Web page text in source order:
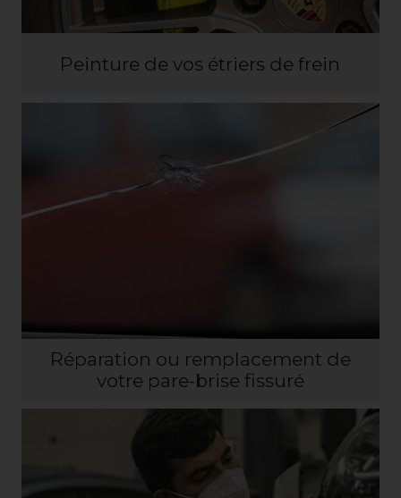
Peinture de vos étriers de frein
Réparation ou remplacement de
votre pare-brise fissuré